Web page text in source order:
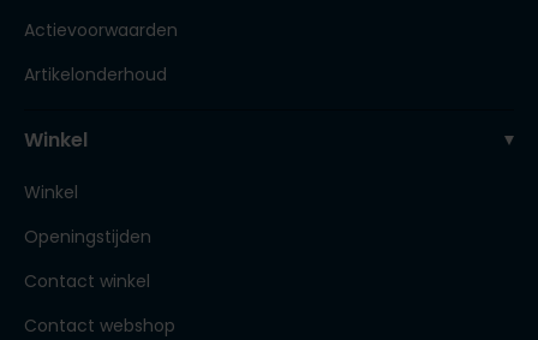
Actievoorwaarden
Artikelonderhoud
Winkel
Winkel
Openingstijden
Contact winkel
Contact webshop